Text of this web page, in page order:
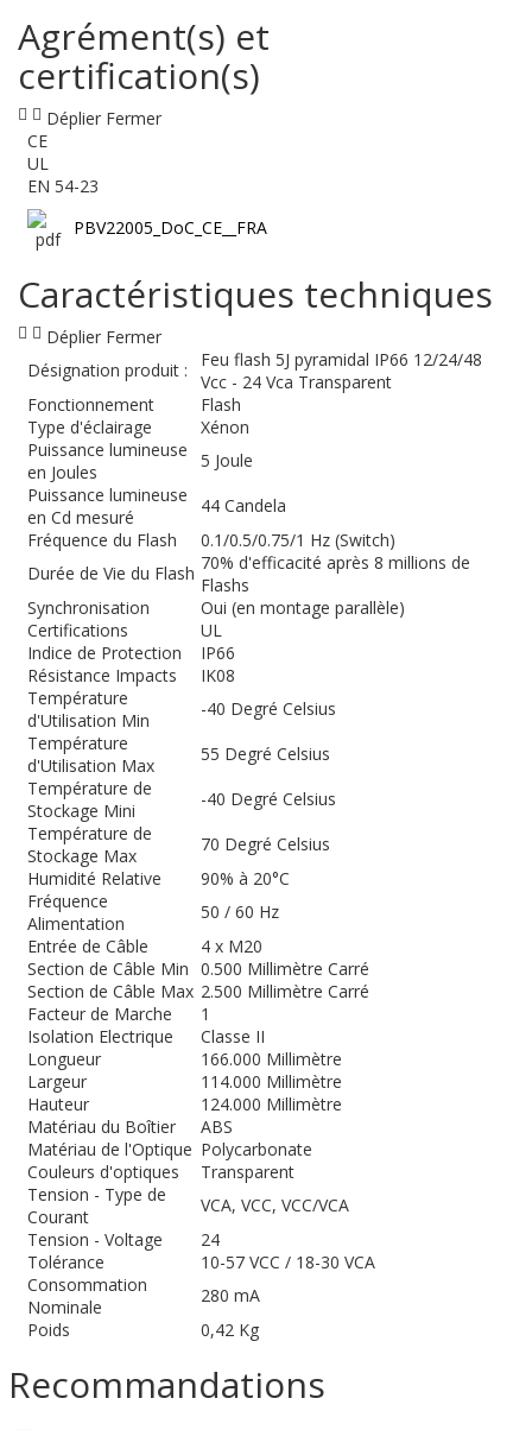
Agrément(s) et
certification(s)
Déplier Fermer
CE
UL
EN 54-23
PBV22005_DoC_CE__FRA
Caractéristiques techniques
Déplier Fermer
Désignation produit :
Feu flash 5J pyramidal IP66 12/24/48
Vcc - 24 Vca Transparent
Fonctionnement
Flash
Type d'éclairage
Xénon
Puissance lumineuse
en Joules
5 Joule
Puissance lumineuse
en Cd mesuré
44 Candela
Fréquence du Flash
0.1/0.5/0.75/1 Hz (Switch)
Durée de Vie du Flash 70% d'efficacité après 8 millions de
Flashs
Synchronisation
Oui (en montage parallèle)
Certifications
UL
Indice de Protection
IP66
Résistance Impacts
IK08
Température
d'Utilisation Min
-40 Degré Celsius
Température
d'Utilisation Max
55 Degré Celsius
Température de
Stockage Mini
-40 Degré Celsius
Température de
Stockage Max
70 Degré Celsius
Humidité Relative
90% à 20°C
Fréquence
Alimentation
50 / 60 Hz
Entrée de Câble
4 x M20
Section de Câble Min 0.500 Millimètre Carré
Section de Câble Max 2.500 Millimètre Carré
Facteur de Marche
1
Isolation Electrique
Classe II
Longueur
166.000 Millimètre
Largeur
114.000 Millimètre
Hauteur
124.000 Millimètre
Matériau du Boîtier
ABS
Matériau de l'Optique Polycarbonate
Couleurs d'optiques
Transparent
Tension - Type de
Courant
VCA, VCC, VCC/VCA
Tension - Voltage
24
Tolérance
10-57 VCC / 18-30 VCA
Consommation
Nominale
280 mA
Poids
0,42 Kg
Recommandations